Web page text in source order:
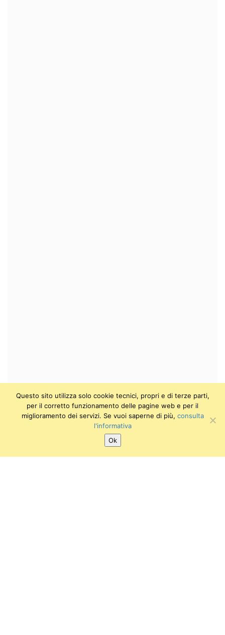
Questo sito utilizza solo cookie tecnici, propri e di terze parti,
per il corretto funzionamento delle pagine web e per il
miglioramento dei servizi. Se vuoi saperne di più, consulta
l'informativa
Ok